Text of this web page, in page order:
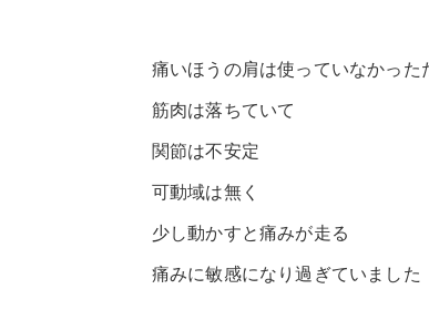
痛いほうの肩は使っていなかった
筋肉は落ちていて
関節は不安定
可動域は無く
少し動かすと痛みが走る
痛みに敏感になり過ぎていました